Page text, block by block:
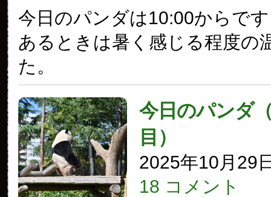
今日のパンダは10:00からで
あるときは暑く感じる程度の
た。
今日のパンダ
目）
2025年10月29
18 コメント